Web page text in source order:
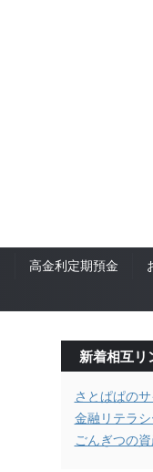
高金利定期預金
新着相互リ
さとぱぱの
金融リテラ
ごんぎつの